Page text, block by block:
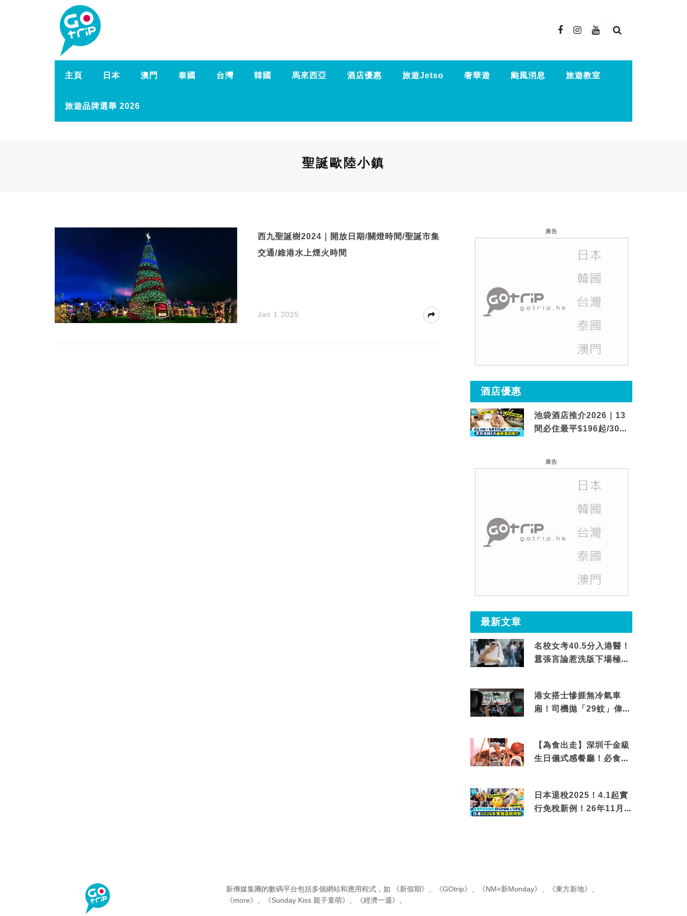
主頁 日本 澳門 泰國 台灣 韓國 馬來西亞 酒店優惠 旅遊Jetso 奢華遊 颱風消息 旅遊教室
旅遊品牌選舉 2026
聖誕歐陸小鎮
西九聖誕樹2024｜開放日期/關燈時間/聖誕市集
交通/維港水上煙火時間
Jan 1 2025
廣告
酒店優惠
池袋酒店推介2026｜13
間必住最平$196起/30秒
廣告
最新文章
名校女考40.5分入港醫！
囂張言論惹洗版下場極震
港女搭士慘捱無冷氣車
廂！司機拋「29蚊」偉論
【為食出走】深圳千金級
生日儀式感餐廳！必食失
日本退稅2025！4.1起實
行免稅新例！26年11月
新傳媒集團的數碼平台包括多個網站和應用程式，如 《新假期》 《GOtrip》 《NM+新Monday》 《東方新地》
《more》
《Sunday Kiss 親子童萌》 《經濟一週》 。